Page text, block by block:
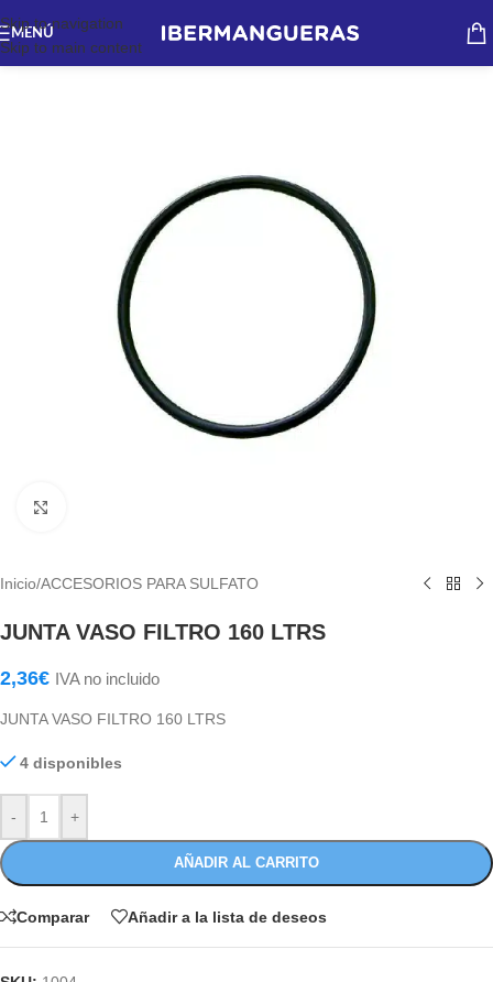
Skip to navigation
Skip to main content
MENÚ
Inicio/ACCESORIOS PARA SULFATO
JUNTA VASO FILTRO 160 LTRS
2,36€ IVA no incluido
JUNTA VASO FILTRO 160 LTRS
4 disponibles
- +
AÑADIR AL CARRITO
Comparar Añadir a la lista de deseos